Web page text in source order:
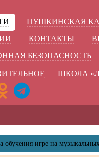
ПУШКИНСКАЯ
КОНТАКТЫ
БЕЗОПАСНОСТЬ
ШКОЛА
игре на